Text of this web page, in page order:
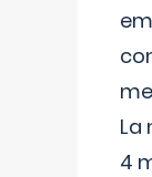
La
4